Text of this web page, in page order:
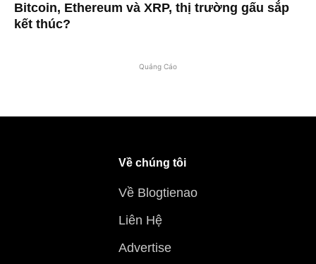
Bitcoin, Ethereum và XRP, thị trường gấu sắp
kết thúc?
Quảng Cáo
Về chúng tôi
Về Blogtienao
Liên Hệ
Advertise